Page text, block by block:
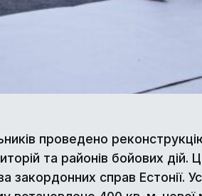
проведено
та районів бойових
закордонних справ